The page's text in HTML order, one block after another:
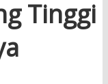
Tinggi